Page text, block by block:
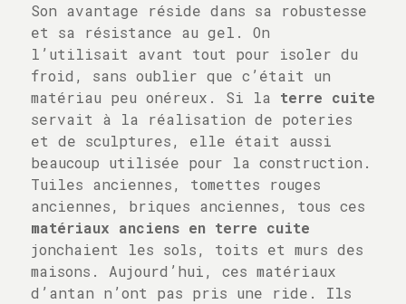
Son avantage réside dans sa robustesse
et sa résistance au gel. On
l’utilisait avant tout pour isoler du
froid, sans oublier que c’était un
matériau peu onéreux. Si la terre cuite
servait à la réalisation de poteries
et de sculptures, elle était aussi
beaucoup utilisée pour la construction.
Tuiles anciennes, tomettes rouges
anciennes, briques anciennes, tous ces
matériaux anciens en terre cuite
jonchaient les sols, toits et murs des
maisons. Aujourd’hui, ces matériaux
d’antan n’ont pas pris une ride. Ils